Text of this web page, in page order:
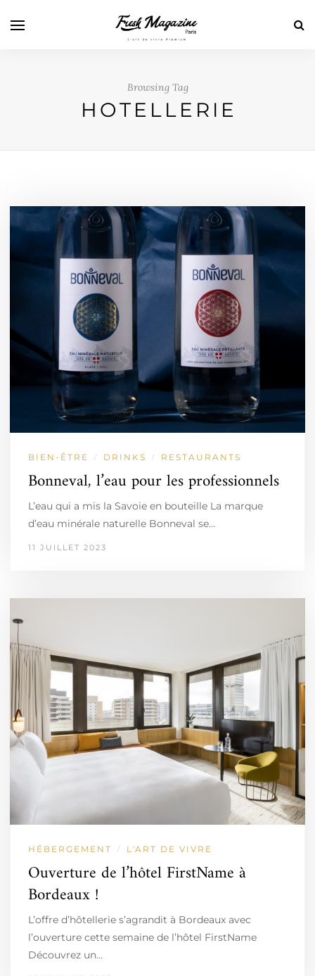
Browsing Tag
HOTELLERIE
BIEN-ÊTRE / DRINKS / RESTAURANTS
Bonneval, l’eau pour les professionnels
L’eau qui a mis la Savoie en bouteille La marque
d’eau minérale naturelle Bonneval se…
11 JUILLET 2023
HÉBERGEMENT / L'ART DE VIVRE
Ouverture de l’hôtel FirstName à
Bordeaux !
L’offre d’hôtellerie s’agrandit à Bordeaux avec
l’ouverture cette semaine de l’hôtel FirstName
Découvrez un…